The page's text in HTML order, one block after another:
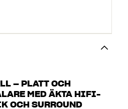
– PLATT OCH
MED ÄKTA HIFI-
OCH SURROUND